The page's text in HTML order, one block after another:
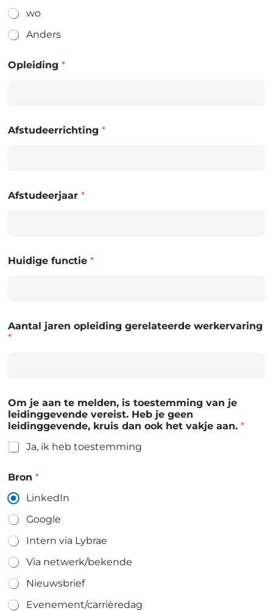
wo
Anders
Opleiding *
Afstudeerrichting *
Afstudeerjaar *
Huidige functie *
Aantal jaren opleiding gerelateerde werkervaring
*
Om je aan te melden, is toestemming van je
leidinggevende vereist. Heb je geen
leidinggevende, kruis dan ook het vakje aan. *
Ja, ik heb toestemming
Bron *
LinkedIn
Google
Intern via Lybrae
Via netwerk/bekende
Nieuwsbrief
Evenement/carrièredag